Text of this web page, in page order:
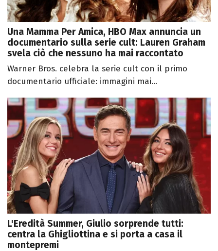
Una Mamma Per Amica, HBO Max annuncia un
documentario sulla serie cult: Lauren Graham
svela ciò che nessuno ha mai raccontato
Warner Bros. celebra la serie cult con il primo
documentario ufficiale: immagini mai...
L'Eredità Summer, Giulio sorprende tutti:
centra la Ghigliottina e si porta a casa il
montepremi